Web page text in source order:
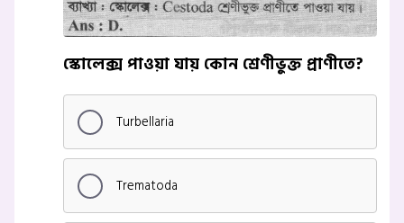
স্কোলেক্স পাওয়া যায় কোন শ্রেণীভুক্ত প্রাণীতে?
Turbellaria
Trematoda